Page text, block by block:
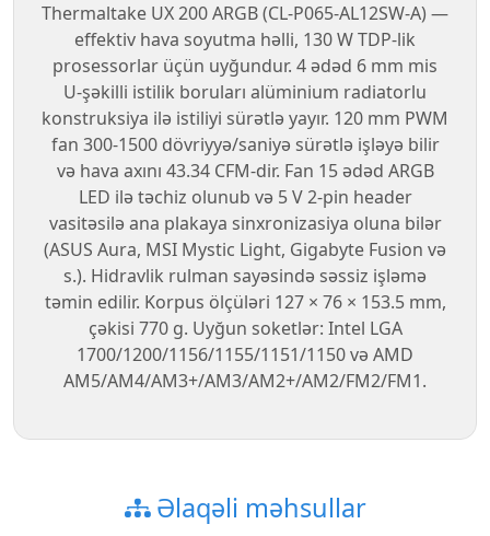
Thermaltake UX 200 ARGB (CL-P065-AL12SW-A) —
effektiv hava soyutma həlli, 130 W TDP-lik
prosessorlar üçün uyğundur. 4 ədəd 6 mm mis
U-şəkilli istilik boruları alüminium radiatorlu
konstruk­siya ilə istiliyi sürətlə yayır. 120 mm PWM
fan 300-1500 dövriyyə/saniyə sürətlə işləyə bilir
və hava axını 43.34 CFM-dir. Fan 15 ədəd ARGB
LED ilə təchiz olunub və 5 V 2-pin header
vasitəsilə ana plakaya sinxronizasiya oluna bilər
(ASUS Aura, MSI Mystic Light, Gigabyte Fusion və
s.). Hidravlik rulman sayəsində səssiz işləmə
təmin edilir. Korpus ölçüləri 127 × 76 × 153.5 mm,
çəkisi 770 g. Uyğun soketlər: Intel LGA
1700/1200/1156/1155/1151/1150 və AMD
AM5/AM4/AM3+/AM3/AM2+/AM2/FM2/FM1.
Əlaqəli məhsullar